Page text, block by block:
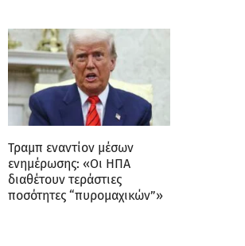
Τραμπ εναντίον μέσων
ενημέρωσης: «Οι ΗΠΑ
διαθέτουν τεράστιες
ποσότητες “πυρομαχικών”»